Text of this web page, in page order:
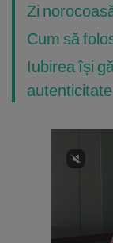
Zi
Cum să
Iubirea își
autenticitate